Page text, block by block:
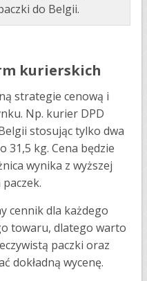
do Belgii.
kurierskich
strategie cenową i
Np. kurier DPD
stosując tylko dwa
31,5 kg. Cena będzie
wynika z wyższej
cennik dla każdego
towaru, dlatego warto
paczki oraz
dokładną wycenę.